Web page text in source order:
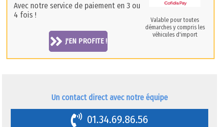
Avec notre service de paiement en 3 ou
4 fois !
J'EN PROFITE !
Valable pour toutes
démarches y compris les
véhicules d'import
Un contact direct avec notre équipe
01.34.69.86.56